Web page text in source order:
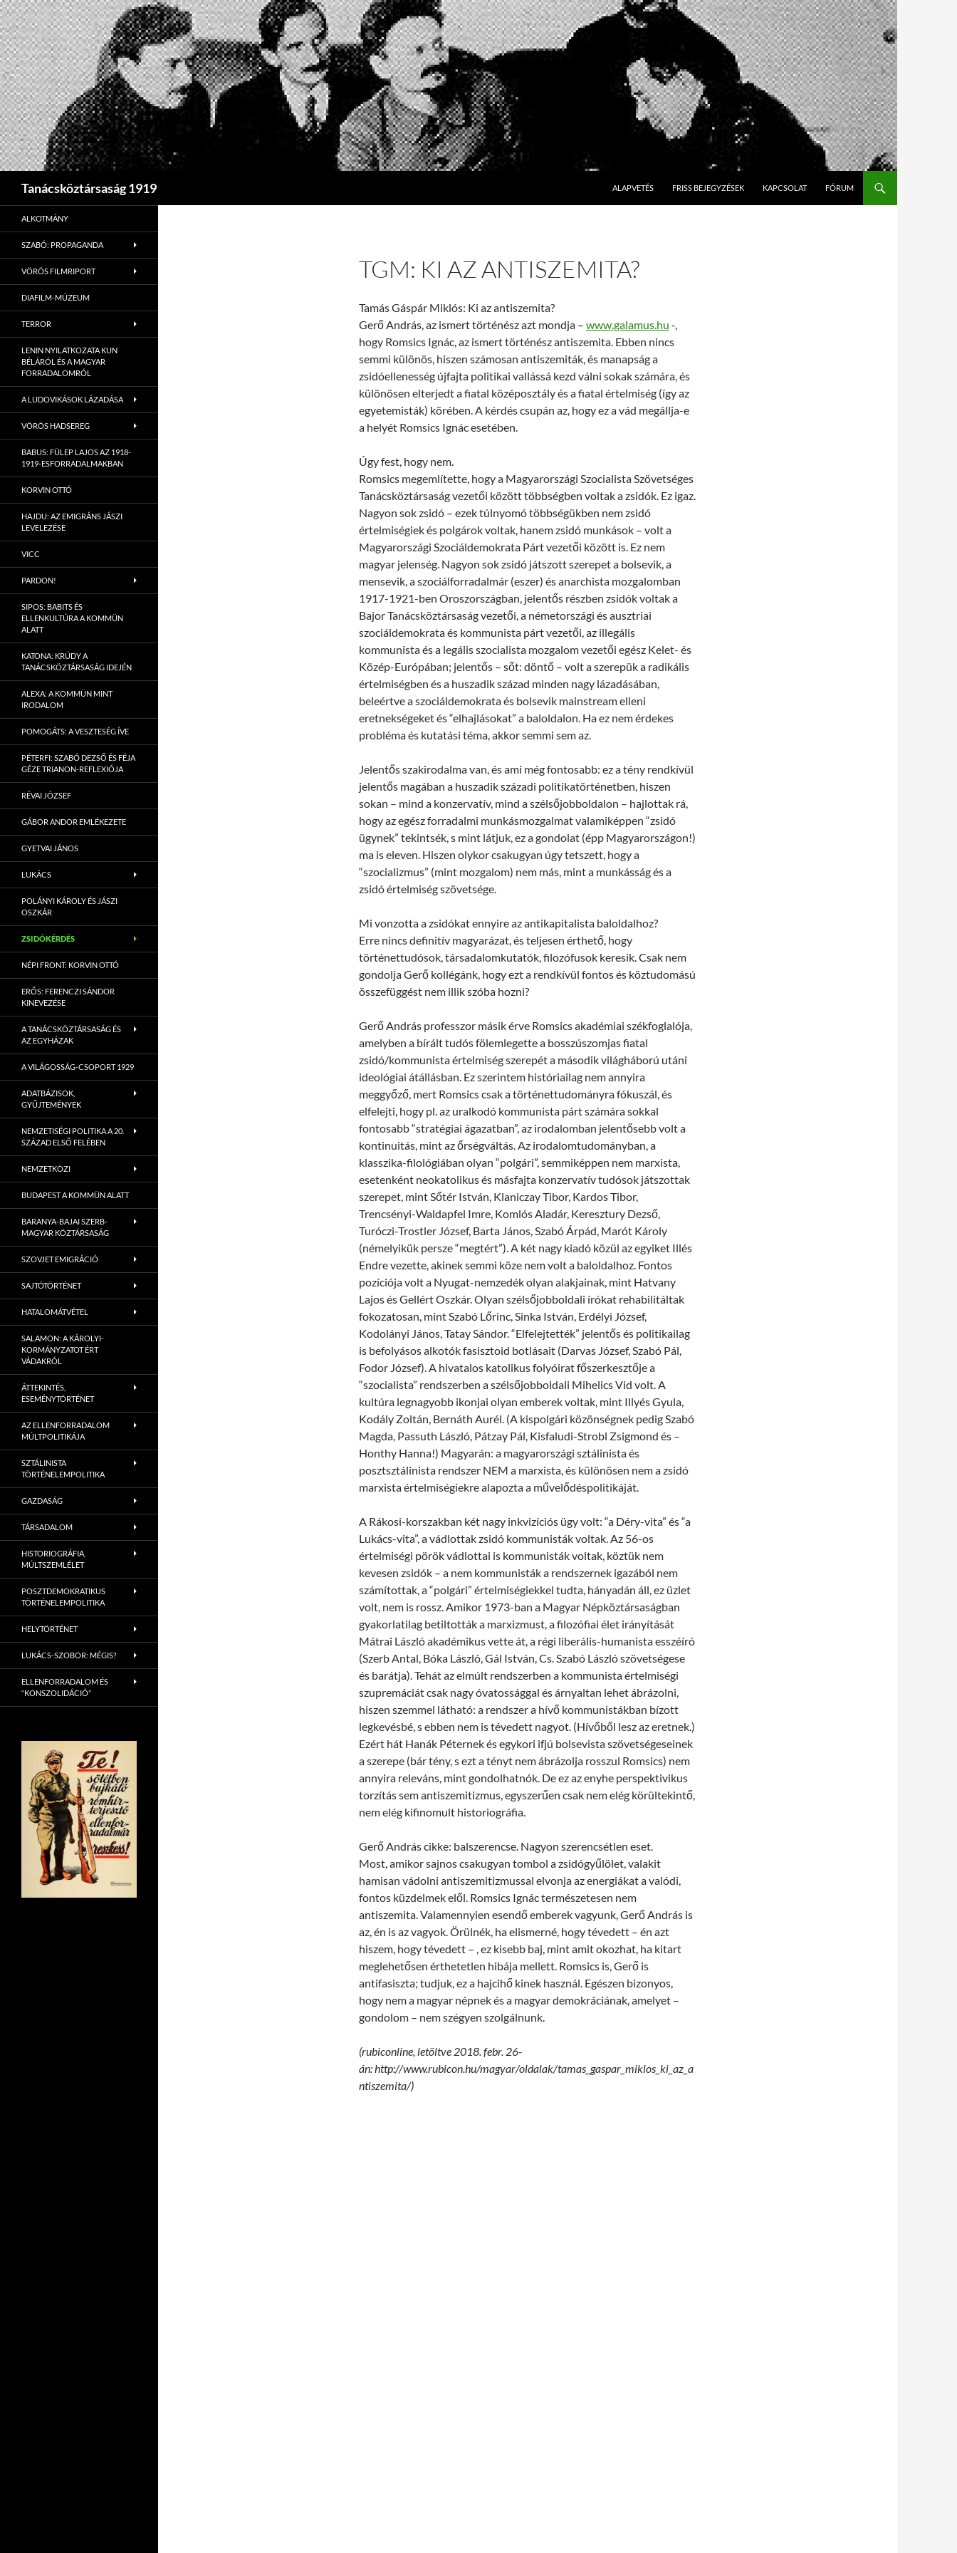
Tanácsköztársaság 1919
ALAPVETÉS
FRISS BEJEGYZÉSEK KAPCSOLAT FÓRUM
TGM: KI AZ ANTISZEMITA?
Tamás Gáspár Miklós: Ki az antiszemita?
Gerő András, az ismert történész azt mondja – www.galamus.hu -,
hogy Romsics Ignác, az ismert történész antiszemita. Ebben nincs
semmi különös, hiszen számosan antiszemiták, és manapság a
zsidóellenesség újfajta politikai vallássá kezd válni sokak számára, és
különösen elterjedt a fiatal középosztály és a fiatal értelmiség (így az
egyetemisták) körében. A kérdés csupán az, hogy ez a vád megállja-e
a helyét Romsics Ignác esetében.
Úgy fest, hogy nem.
Romsics megemlítette, hogy a Magyarországi Szocialista Szövetséges
Tanácsköztársaság vezetői között többségben voltak a zsidók. Ez igaz.
Nagyon sok zsidó – ezek túlnyomó többségükben nem zsidó
értelmiségiek és polgárok voltak, hanem zsidó munkások – volt a
Magyarországi Szociáldemokrata Párt vezetői között is. Ez nem
magyar jelenség. Nagyon sok zsidó játszott szerepet a bolsevik, a
mensevik, a szociálforradalmár (eszer) és anarchista mozgalomban
1917-1921-ben Oroszországban, jelentős részben zsidók voltak a
Bajor Tanácsköztársaság vezetői, a németországi és ausztriai
szociáldemokrata és kommunista párt vezetői, az illegális
kommunista és a legális szocialista mozgalom vezetői egész Kelet- és
Közép-Európában; jelentős – sőt: döntő – volt a szerepük a radikális
értelmiségben és a huszadik század minden nagy lázadásában,
beleértve a szociáldemokrata és bolsevik mainstream elleni
eretnekségeket és “elhajlásokat” a baloldalon. Ha ez nem érdekes
probléma és kutatási téma, akkor semmi sem az.
Jelentős szakirodalma van, és ami még fontosabb: ez a tény rendkívül
jelentős magában a huszadik századi politikatörténetben, hiszen
sokan – mind a konzervatív, mind a szélsőjobboldalon – hajlottak rá,
hogy az egész forradalmi munkásmozgalmat valamiképpen “zsidó
ügynek” tekintsék, s mint látjuk, ez a gondolat (épp Magyarországon!)
ma is eleven. Hiszen olykor csakugyan úgy tetszett, hogy a
“szocializmus” (mint mozgalom) nem más, mint a munkásság és a
zsidó értelmiség szövetsége.
Mi vonzotta a zsidókat ennyire az antikapitalista baloldalhoz?
Erre nincs definitív magyarázat, és teljesen érthető, hogy
történettudósok, társadalomkutatók, filozófusok keresik. Csak nem
gondolja Gerő kollégánk, hogy ezt a rendkívül fontos és köztudomású
összefüggést nem illik szóba hozni?
Gerő András professzor másik érve Romsics akadémiai székfoglalója,
amelyben a bírált tudós fölemlegette a bosszúszomjas fiatal
zsidó/kommunista értelmiség szerepét a második világháború utáni
ideológiai átállásban. Ez szerintem históriailag nem annyira
meggyőző, mert Romsics csak a történettudományra fókuszál, és
elfelejti, hogy pl. az uralkodó kommunista párt számára sokkal
fontosabb “stratégiai ágazatban”, az irodalomban jelentősebb volt a
kontinuitás, mint az őrségváltás. Az irodalomtudományban, a
klasszika-filológiában olyan “polgári”, semmiképpen nem marxista,
esetenként neokatolikus és másfajta konzervatív tudósok játszottak
szerepet, mint Sőtér István, Klaniczay Tibor, Kardos Tibor,
Trencsényi-Waldapfel Imre, Komlós Aladár, Keresztury Dezső,
Turóczi-Trostler József, Barta János, Szabó Árpád, Marót Károly
(némelyikük persze “megtért”). A két nagy kiadó közül az egyiket Illés
Endre vezette, akinek semmi köze nem volt a baloldalhoz. Fontos
pozíciója volt a Nyugat-nemzedék olyan alakjainak, mint Hatvany
Lajos és Gellért Oszkár. Olyan szélsőjobboldali írókat rehabilitáltak
fokozatosan, mint Szabó Lőrinc, Sinka István, Erdélyi József,
Kodolányi János, Tatay Sándor. “Elfelejtették” jelentős és politikailag
is befolyásos alkotók fasisztoid botlásait (Darvas József, Szabó Pál,
Fodor József). A hivatalos katolikus folyóirat főszerkesztője a
“szocialista” rendszerben a szélsőjobboldali Mihelics Vid volt. A
kultúra legnagyobb ikonjai olyan emberek voltak, mint Illyés Gyula,
Kodály Zoltán, Bernáth Aurél. (A kispolgári közönségnek pedig Szabó
Magda, Passuth László, Pátzay Pál, Kisfaludi-Strobl Zsigmond és –
Honthy Hanna!) Magyarán: a magyarországi sztálinista és
posztsztálinista rendszer NEM a marxista, és különösen nem a zsidó
marxista értelmiségiekre alapozta a művelődéspolitikáját.
A Rákosi-korszakban két nagy inkvizíciós ügy volt: “a Déry-vita” és “a
Lukács-vita”, a vádlottak zsidó kommunisták voltak. Az 56-os
értelmiségi pörök vádlottai is kommunisták voltak, köztük nem
kevesen zsidók – a nem kommunisták a rendszernek igazából nem
számítottak, a “polgári” értelmiségiekkel tudta, hányadán áll, ez üzlet
volt, nem is rossz. Amikor 1973-ban a Magyar Népköztársaságban
gyakorlatilag betiltották a marxizmust, a filozófiai élet irányítását
Mátrai László akadémikus vette át, a régi liberális-humanista esszéíró
(Szerb Antal, Bóka László, Gál István, Cs. Szabó László szövetségese
és barátja). Tehát az elmúlt rendszerben a kommunista értelmiségi
szupremáciát csak nagy óvatossággal és árnyaltan lehet ábrázolni,
hiszen szemmel látható: a rendszer a hívő kommunistákban bízott
legkevésbé, s ebben nem is tévedett nagyot. (Hívőből lesz az eretnek.)
Ezért hát Hanák Péternek és egykori ifjú bolsevista szövetségeseinek
a szerepe (bár tény, s ezt a tényt nem ábrázolja rosszul Romsics) nem
annyira releváns, mint gondolhatnók. De ez az enyhe perspektivikus
torzítás sem antiszemitizmus, egyszerűen csak nem elég körültekintő,
nem elég kifinomult historiográfia.
Gerő András cikke: balszerencse. Nagyon szerencsétlen eset.
Most, amikor sajnos csakugyan tombol a zsidógyűlölet, valakit
hamisan vádolni antiszemitizmussal elvonja az energiákat a valódi,
fontos küzdelmek elől. Romsics Ignác természetesen nem
antiszemita. Valamennyien esendő emberek vagyunk, Gerő András is
az, én is az vagyok. Örülnék, ha elismerné, hogy tévedett – én azt
hiszem, hogy tévedett – , ez kisebb baj, mint amit okozhat, ha kitart
meglehetősen érthetetlen hibája mellett. Romsics is, Gerő is
antifasiszta; tudjuk, ez a hajcihő kinek használ. Egészen bizonyos,
hogy nem a magyar népnek és a magyar demokráciának, amelyet –
gondolom – nem szégyen szolgálnunk.
(rubiconline, letöltve 2018. febr. 26-
án: http://www.rubicon.hu/magyar/oldalak/tamas_gaspar_miklos_ki_az_a
ntiszemita/)
ALKOTMÁNY
SZABÓ: PROPAGANDA
VÖRÖS FILMRIPORT
DIAFILM-MÚZEUM
TERROR
LENIN NYILATKOZATA KUN
BÉLÁRÓL ÉS A MAGYAR
FORRADALOMRÓL
A LUDOVIKÁSOK LÁZADÁSA
VÖRÖS HADSEREG
BABUS: FÜLEP LAJOS AZ 1918-
1919-ESFORRADALMAKBAN
KORVIN OTTÓ
HAJDU: AZ EMIGRÁNS JÁSZI
LEVELEZÉSE
VICC
PARDON!
SIPOS: BABITS ÉS
ELLENKULTÚRA A KOMMÜN
ALATT
KATONA: KRÚDY A
TANÁCSKÖZTÁRSASÁG IDEJÉN
ALEXA: A KOMMÜN MINT
IRODALOM
POMOGÁTS: A VESZTESÉG ÍVE
PÉTERFI: SZABÓ DEZSŐ ÉS FÉJA
GÉZE TRIANON-REFLEXIÓJA
RÉVAI JÓZSEF
GÁBOR ANDOR EMLÉKEZETE
GYETVAI JÁNOS
LUKÁCS
POLÁNYI KÁROLY ÉS JÁSZI
OSZKÁR
ZSIDÓKÉRDÉS
NÉPI FRONT: KORVIN OTTÓ
ERŐS: FERENCZI SÁNDOR
KINEVEZÉSE
A TANÁCSKÖZTÁRSASÁG ÉS
AZ EGYHÁZAK
A VILÁGOSSÁG-CSOPORT 1929
ADATBÁZISOK,
GYŰJTEMÉNYEK
NEMZETISÉGI POLITIKA A 20.
SZÁZAD ELSŐ FELÉBEN
NEMZETKÖZI
BUDAPEST A KOMMÜN ALATT
BARANYA-BAJAI SZERB-
MAGYAR KÖZTÁRSASÁG
SZOVJET EMIGRÁCIÓ
SAJTÓTÖRTÉNET
HATALOMÁTVÉTEL
SALAMON: A KÁROLYI-
KORMÁNYZATOT ÉRT
VÁDAKRÓL
ÁTTEKINTÉS,
ESEMÉNYTÖRTÉNET
AZ ELLENFORRADALOM
MÚLTPOLITIKÁJA
SZTÁLINISTA
TÖRTÉNELEMPOLITIKA
GAZDASÁG
TÁRSADALOM
HISTORIOGRÁFIA,
MÚLTSZEMLÉLET
POSZTDEMOKRATIKUS
TÖRTÉNELEMPOLITIKA
HELYTÖRTÉNET
LUKÁCS-SZOBOR: MÉGIS?
ELLENFORRADALOM ÉS
“KONSZOLIDÁCIÓ”